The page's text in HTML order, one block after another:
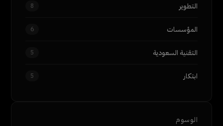
التطوير 8
المؤسسات 6
التقنية السعودية 5
ابتكار 5
الوسوم